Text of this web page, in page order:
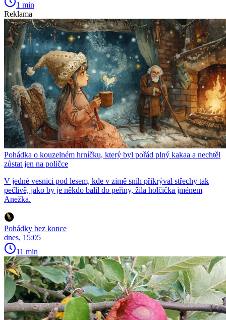
1 min
Reklama
Pohádka o kouzelném hrníčku, který byl pořád plný kakaa a nechtěl
zůstat jen na poličce
V jedné vesnici pod lesem, kde v zimě sníh přikrýval střechy tak
pečlivě, jako by je někdo balil do peřiny, žila holčička jménem
Anežka.
Pohádky bez konce
dnes, 15:05
11 min